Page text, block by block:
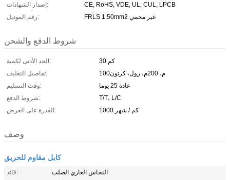
إصدار الشهادات:
CE, RoHS, VDE, UL, CUL, LPCB
رقم الموديل:
FRLS 1.50mm2 غير محمي
شروط الدفع والشحن
الحد الأدنى لكمية:
30 كم
تفاصيل التغليف:
100م، 200م، رول، كرتون
وقت التسليم:
عادة 25 يوما
شروط الدفع:
T/T، L/C
القدرة على العرض:
1000 كم / شهر
وصف
كابل مقاوم للحريق
قائد:
النحاس العاري الصلب